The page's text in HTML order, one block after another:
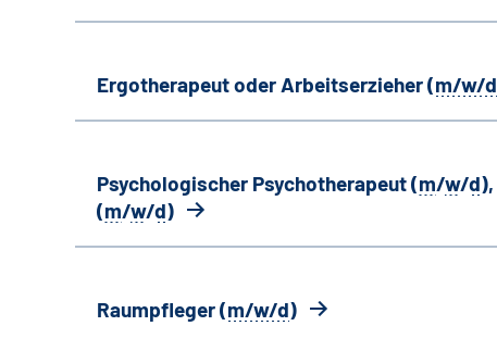
Ergotherapeut oder Arbeitserzieher (m/w/d
Psychologischer Psychotherapeut (m/w/d),
(m/w/d)
Raumpfleger (m/w/d)